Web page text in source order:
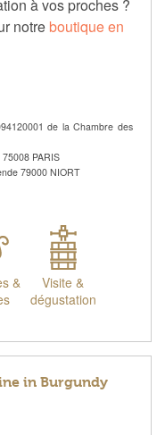
à vos proches ?
notreboutique en
de la Chambre des
PARIS
79000 NIORT
&
Visite &
dégustation
in Burgundy